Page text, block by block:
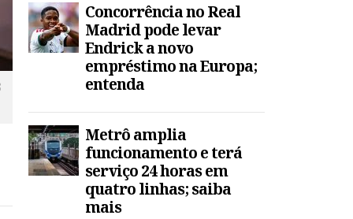
Concorrência no Real
Madrid pode levar
Endrick a novo
empréstimo na Europa;
entenda
Metrô amplia
funcionamento e terá
serviço 24 horas em
quatro linhas; saiba
mais